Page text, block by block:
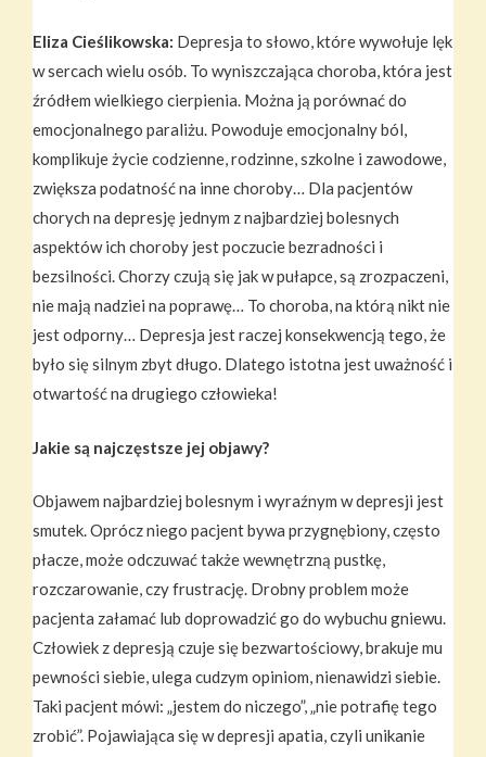
Eliza Cieślikowska: Depresja to słowo, które wywołuje lęk
w sercach wielu osób. To wyniszczająca choroba, która jest
źródłem wielkiego cierpienia. Można ją porównać do
emocjonalnego paraliżu. Powoduje emocjonalny ból,
komplikuje życie codzienne, rodzinne, szkolne i zawodowe,
zwiększa podatność na inne choroby… Dla pacjentów
chorych na depresję jednym z najbardziej bolesnych
aspektów ich choroby jest poczucie bezradności i
bezsilności. Chorzy czują się jak w pułapce, są zrozpaczeni,
nie mają nadziei na poprawę… To choroba, na którą nikt nie
jest odporny… Depresja jest raczej konsekwencją tego, że
było się silnym zbyt długo. Dlatego istotna jest uważność i
otwartość na drugiego człowieka!
Jakie są najczęstsze jej objawy?
Objawem najbardziej bolesnym i wyraźnym w depresji jest
smutek. Oprócz niego pacjent bywa przygnębiony, często
płacze, może odczuwać także wewnętrzną pustkę,
rozczarowanie, czy frustrację. Drobny problem może
pacjenta załamać lub doprowadzić go do wybuchu gniewu.
Człowiek z depresją czuje się bezwartościowy, brakuje mu
pewności siebie, ulega cudzym opiniom, nienawidzi siebie.
Taki pacjent mówi: „jestem do niczego”, „nie potrafię tego
zrobić”. Pojawiająca się w depresji apatia, czyli unikanie